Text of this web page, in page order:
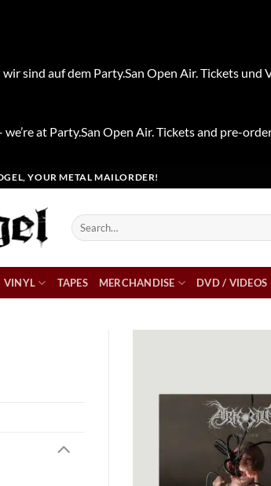
wir sind auf dem Party.San Open Air. Tickets
at Party.San Open Air. Tickets and pre-
YOUR METAL MAILORDER!
Search
for:
VINYL TAPES MERCHANDISE DVD / VIDEOS